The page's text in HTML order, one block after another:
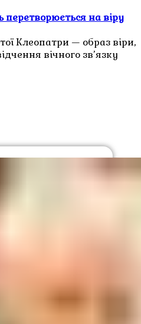
перетворюється на віру
Клеопатри — образ віри,
вічного зв’язку